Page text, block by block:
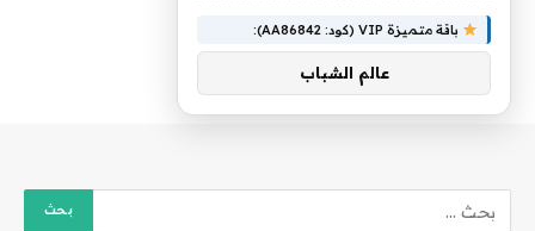
باقة متميزة VIP (كود: AA86842):
عالم الشباب